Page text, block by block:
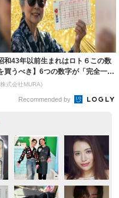
和43年以前生まれはロト６この数
買うべき】6つの数字が「完全一
する方...
式会社MURA)
Recommended by